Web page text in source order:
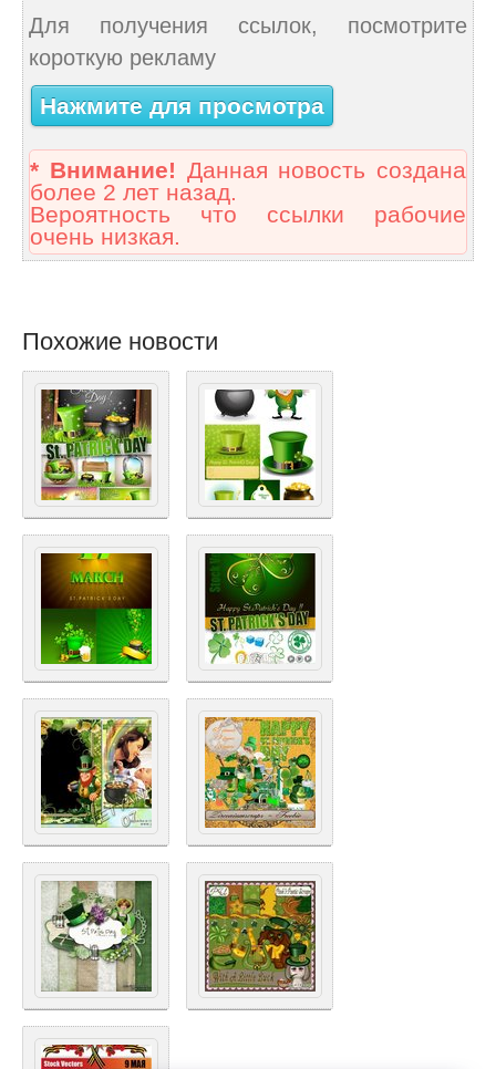
Для получения ссылок, посмотрите
короткую рекламу
Нажмите для просмотра
* Внимание! Данная новость создана
более 2 лет назад.
Вероятность что ссылки рабочие
очень низкая.
Похожие новости